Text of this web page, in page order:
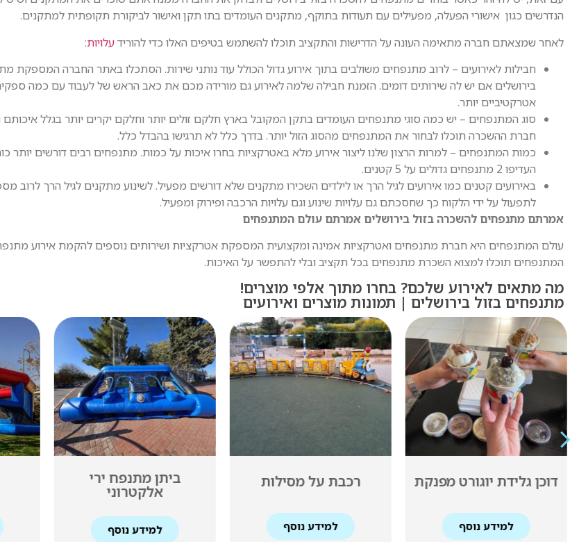
הנדרשים כגון אישורי הפעלה, מפעילים עם תעודות בתוקף, מתקנים העומדים בתו תקן ואישור לביקורת תקופתית למתקנים.
לאחר שמצאתם חברה מתאימה העונה על הדרישות והתקציב תוכלו להשתמש בטיפים האלו כדי להורידעלויות:
חבילות לאירועים – לרוב מתנפחים משולבים בתוך אירוע גדול הכולל עוד נותני שירות. הסתכלו באתר החברה המספקת
בירושלים אם יש לה שירותים דומים. הזמנת חבילה שלמה לאירוע גם מורידה מכם את כאב הראש של לעבוד עם כמה
אטרקטיביים יותר.
סוג המתנפחים – יש כמה סוגי מתנפחים העומדים בתקן המקובל בארץ חלקם זולים יותר וחלקם יקרים יותר בגלל איכותם
חברת ההשכרה תוכלו לבחור את המתנפחים מהסוג הזול יותר. בדרך כלל לא תרגישו בהבדל כלל.
כמות המתנפחים – למרות הרצון שלנו ליצור אירוע מלא באטרקציות בחרו איכות על כמות. מתנפחים רבים דורשים יותר
העדיפו 2 מתנפחים גדולים על 5 קטנים.
באירועים קטנים כמו אירועים לגיל הרך או לילדים השכירו מתקנים שלא דורשים מפעיל. לשינוע מתקנים לגיל הרך לרוב
לתפעול על ידי הלקוח כך שחסכתם גם עלויות שינוע וגם עלויות הרכבה ופירוק ומפעיל.
אמרתם מתנפחים להשכרה בזול בירושלים אמרתם עולם המתנפחים
עולם המתנפחים היא חברת מתנפחים ואטרקציות אמינה ומקצועית המספקת אטרקציות ושירותים נוספים להקמת אירוע
המתנפחים תוכלו למצוא השכרת מתנפחים בכל תקציב ובלי להתפשר על האיכות.
מה מתאים לאירוע שלכם? בחרו מתוך אלפי מוצרים!
מתנפחים בזול בירושלים | תמונות מוצרים ואירועים
רכבת על מסילות
למידע נוסף
ביתן מתנפח ירי
אלקטרוני
למידע נוסף
זירת קט רגל
למידע נוסף